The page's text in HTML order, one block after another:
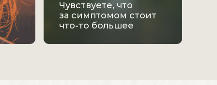
Чувствуете, что
за симптомом стоит
что-то большее